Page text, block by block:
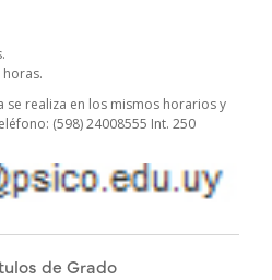
horas.
se realiza en los mismos horarios y
(598) 24008555 Int. 250
de Grado